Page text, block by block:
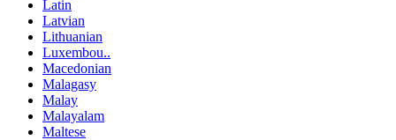
Latin
Latvian
Lithuanian
Luxembou..
Macedonian
Malagasy
Malay
Malayalam
Maltese